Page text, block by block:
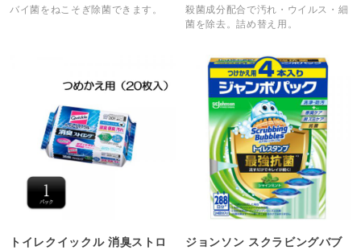
バイ菌をねこそぎ除菌できます。
殺菌成分配合で汚れ・ウイルス・細
菌を除去。詰め替え用。
トイレクイックル 消臭ストロ
ジョンソン スクラビングバブ